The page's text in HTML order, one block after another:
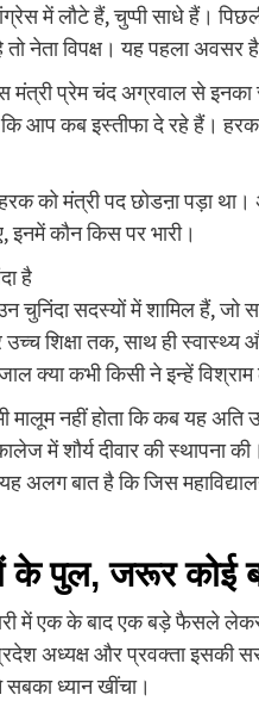
में लौटे हैं, चुप्पी साधे हैं।
तो नेता विपक्ष। यह पहला
मंत्री प्रेम चंद अग्रवाल से इनका
आप कब इस्तीफा दे रहे हैं।
को मंत्री पद छोडऩा पड़ा
कौन किस पर भारी।
है
उन चुनिंदा सदस्यों में शामिल
शिक्षा तक, साथ ही स्वास्थ्य
क्या कभी किसी ने इन्हें विश्राम
नहीं होता कि कब यह अति
में शौर्य दीवार की स्थापना
अलग बात है कि जिस
के पुल, जरूर कोई
पारी में एक के बाद एक बड़े फैसले
अध्यक्ष और प्रवक्ता इसकी
ध्यान खींचा।